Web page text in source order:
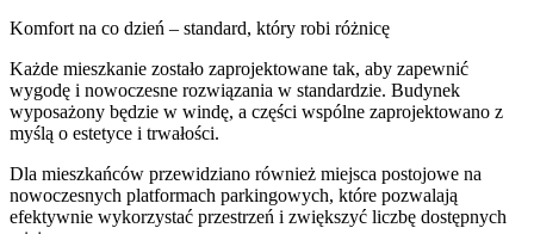
Komfort na co dzień – standard, który robi różnicę
Każde mieszkanie zostało zaprojektowane tak, aby zapewnić
wygodę i nowoczesne rozwiązania w standardzie. Budynek
wyposażony będzie w windę, a części wspólne zaprojektowano z
myślą o estetyce i trwałości.
Dla mieszkańców przewidziano również miejsca postojowe na
nowoczesnych platformach parkingowych, które pozwalają
efektywnie wykorzystać przestrzeń i zwiększyć liczbę dostępnych